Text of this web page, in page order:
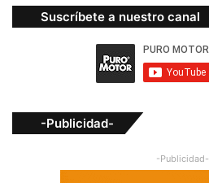
Suscríbete a nuestro canal
-Publicidad-
-Publicidad-